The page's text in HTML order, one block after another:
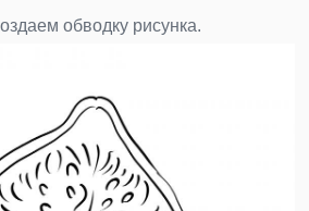
обводку рисунка.